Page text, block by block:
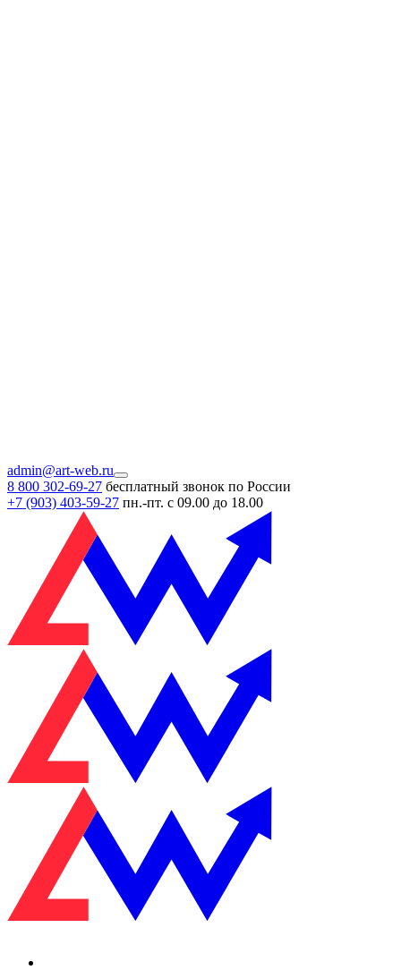
admin@art-web.ru
8 800 302-69-27 бесплатный звонок по России
+7 (903) 403-59-27 пн.-пт. с 09.00 до 18.00